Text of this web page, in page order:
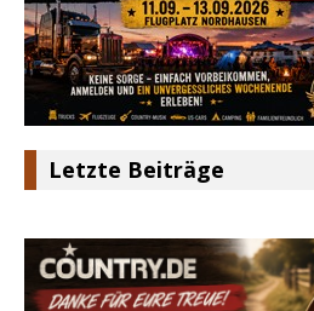
Letzte Beiträge